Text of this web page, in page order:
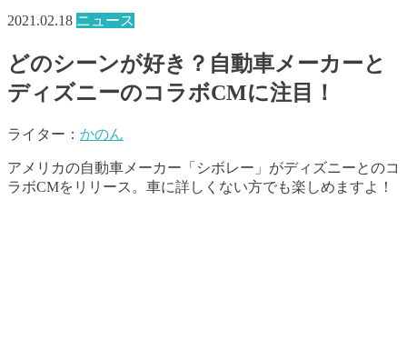
2021.02.18 ニュース
どのシーンが好き？自動車メーカーと
ディズニーのコラボCMに注目！
ライター： かのん
アメリカの自動車メーカー「シボレー」がディズニーとのコ
ラボCMをリリース。車に詳しくない方でも楽しめますよ！